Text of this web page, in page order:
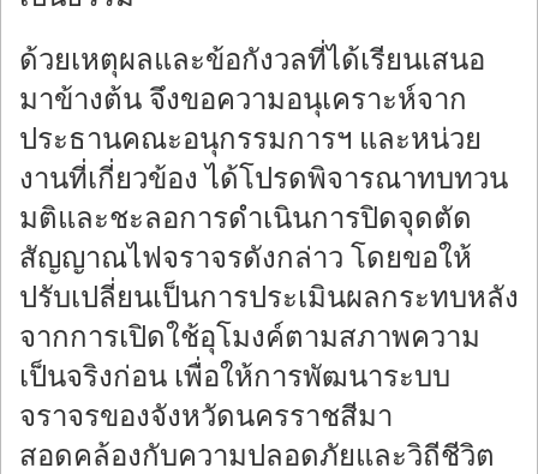
ด้วยเหตุผลและข้อกังวลที่ได้เรียนเสนอ
มาข้างต้น จึงขอความอนุเคราะห์จาก
ประธานคณะอนุกรรมการฯ และหน่วย
งานที่เกี่ยวข้อง ได้โปรดพิจารณาทบทวน
มติและชะลอการดำเนินการปิดจุดตัด
สัญญาณไฟจราจรดังกล่าว โดยขอให้
ปรับเปลี่ยนเป็นการประเมินผลกระทบหลัง
จากการเปิดใช้อุโมงค์ตามสภาพความ
เป็นจริงก่อน เพื่อให้การพัฒนาระบบ
จราจรของจังหวัดนครราชสีมา
สอดคล้องกับความปลอดภัยและวิถีชีวิต